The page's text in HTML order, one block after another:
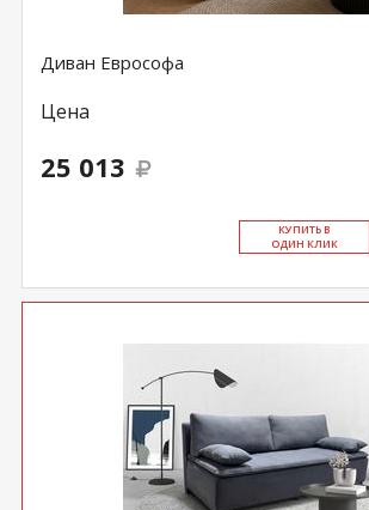
Диван Еврософа
Цена
25 013
КУ­ПИТЬ В
ОДИН КЛИК